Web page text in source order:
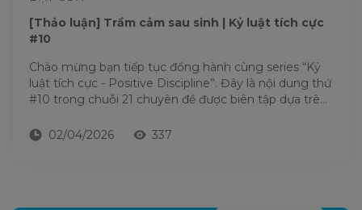
[Thảo luận] Trầm cảm sau sinh | Kỷ luật tích cực
#10
Chào mừng bạn tiếp tục đồng hành cùng series “Kỷ
luật tích cực - Positive Discipline”. Đây là nội dung thứ
#10 trong chuỗi 21 chuyên đề được biên tập dựa trên
02/04/2026
337